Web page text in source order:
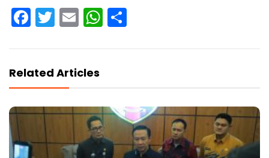
Facebook
Twitter
EmailWhatsApp
Related Articles